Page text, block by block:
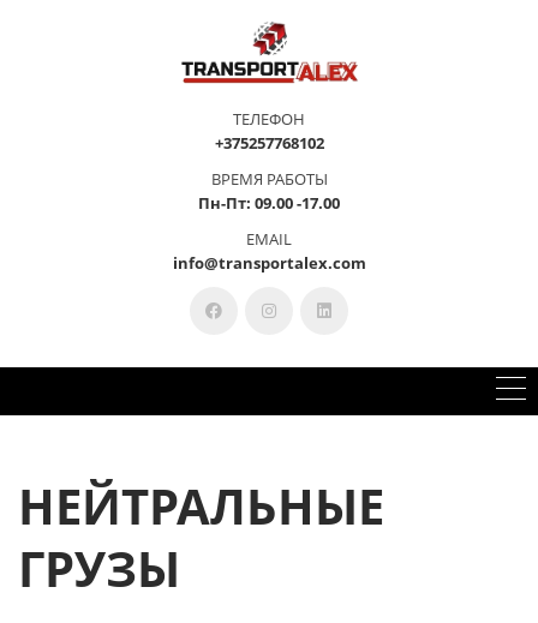
ТЕЛЕФОН
+375257768102
ВРЕМЯ РАБОТЫ
Пн-Пт: 09.00 -17.00
EMAIL
info@transportalex.com
НЕЙТРАЛЬНЫЕ
ГРУЗЫ